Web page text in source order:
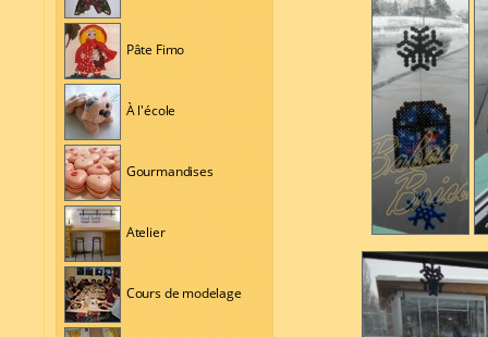
Pâte Fimo
À l'école
Gourmandises
Atelier
Cours de modelage